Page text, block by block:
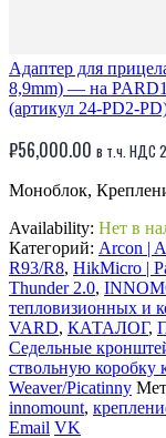
Адаптер для
8,9mm) — на
(артикул 24-PD2-
₽56,000.00 в т.ч. НДС
Моноблок,
Availability: Нет в
Категорий: Arcon |
R93/R8, HikMicro |
Thunder 2.0,
тепловизионных и
VARD, КАТАЛОГ,
Седельные
ствольную коробку
Weaver/Picatinny
innomount,
Email VK